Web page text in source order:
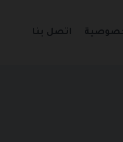
اتصل بنا